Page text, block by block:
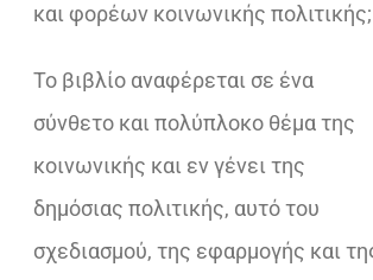
και φορέων κοινωνικής πολιτικής;
Το βιβλίο αναφέρεται σε ένα
σύνθετο και πολύπλοκο θέμα της
κοινωνικής και εν γένει της
δημόσιας πολιτικής, αυτό του
σχεδιασμού, της εφαρμογής και